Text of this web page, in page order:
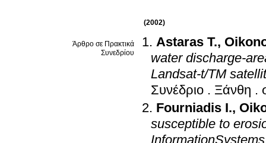
(2002)
Άρθρο σε Πρακτικά
Συνεδρίου
Astaras T.,
water discharge-
Landsat-t/TM
Συνέδριο . Ξάνθη .
Fourniadis I.,
susceptible to